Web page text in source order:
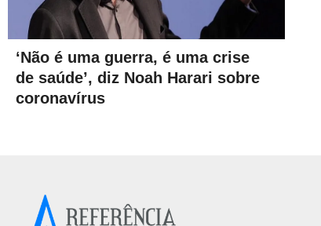
‘Não é uma guerra, é uma crise
de saúde’, diz Noah Harari sobre
coronavírus